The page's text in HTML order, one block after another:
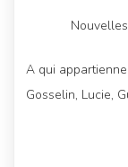
A qui
Gosselin, Lucie,